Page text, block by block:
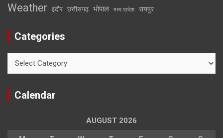
Weather इंदौर छत्तीसगढ़ भोपाल मध्य प्रदेश रायपुर
Categories
Calendar
AUGUST 2026